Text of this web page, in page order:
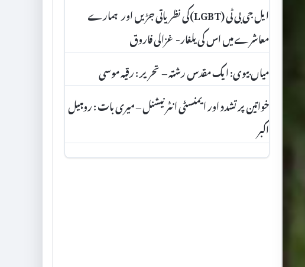
ایل جی بی ٹی (LGBT)کی نظریاتی جڑیں اور ہمارے
معاشرے میں اس کی یلغار- غزالی فاروق
میاں بیوی: ایک مقدس رشتہ – تحریر : رقیہ موسی
خواتین پر تشدد اور ایمنسٹی انٹرنیشنل – میری بات : روہیل
اکبر